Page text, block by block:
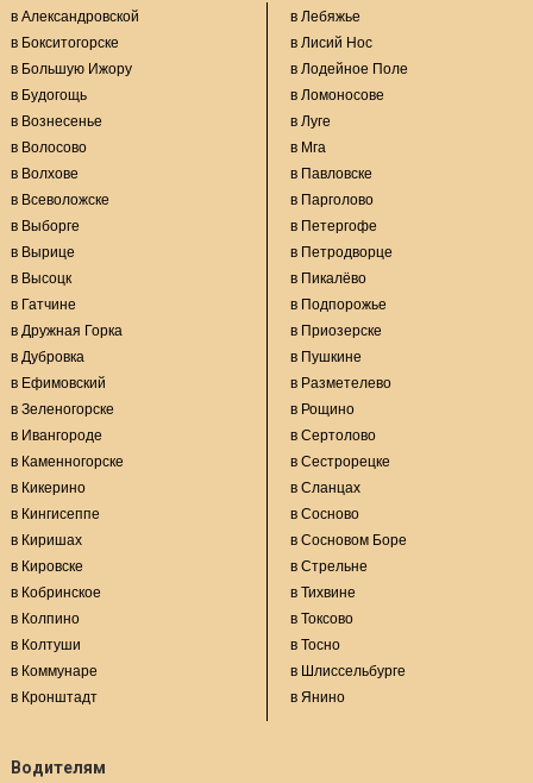
в Александровской
в Бокситогорске
в Большую Ижору
в Будогощь
в Вознесенье
в Волосово
в Волхове
в Всеволожске
в Выборге
в Вырице
в Высоцк
в Гатчине
в Дружная Горка
в Дубровка
в Ефимовский
в Зеленогорске
в Ивангороде
в Каменногорске
в Кикерино
в Кингисеппе
в Киришах
в Кировске
в Кобринское
в Колпино
в Колтуши
в Коммунаре
в Кронштадт
в Лебяжье
в Лисий Нос
в Лодейное Поле
в Ломоносове
в Луге
в Мга
в Павловске
в Парголово
в Петергофе
в Петродворце
в Пикалёво
в Подпорожье
в Приозерске
в Пушкине
в Разметелево
в Рощино
в Сертолово
в Сестрорецке
в Сланцах
в Сосново
в Сосновом Боре
в Стрельне
в Тихвине
в Токсово
в Тосно
в Шлиссельбурге
в Янино
Водителям